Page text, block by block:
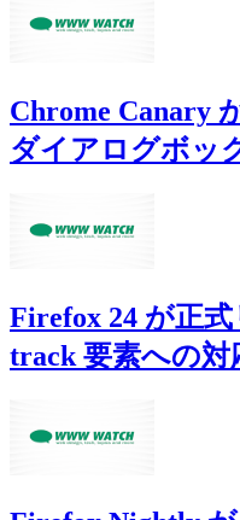
Chrome Canary
ダイアログボッ
Firefox 24 が正
track 要素への対